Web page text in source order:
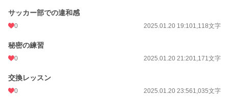
サッカー部での違和感
0 2025.01.20 19:101,118文字
秘密の練習
0 2025.01.20 21:201,171文字
交換レッスン
0 2025.01.20 23:561,035文字